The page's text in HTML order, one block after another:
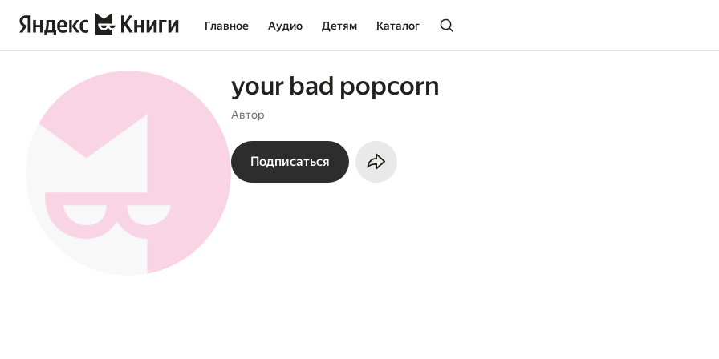
Главное Аудио Детям Каталог
your bad popcorn
Автор
Подписаться